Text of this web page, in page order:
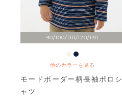
90/100/110/120/130
他のカラーを見る
モードボーダー柄長袖ポロシ
ャツ